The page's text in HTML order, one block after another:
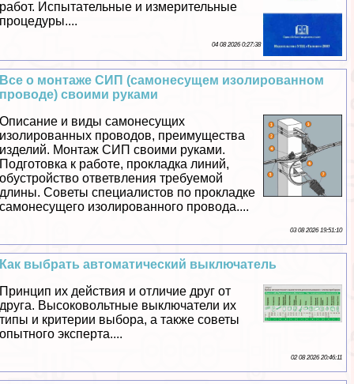
работ. Испытательные и измерительные
процедуры....
04 08 2026 0:27:38
Все о монтаже СИП (самонесущем изолированном
проводе) своими руками
Описание и виды самонесущих
изолированных проводов, преимущества
изделий. Монтаж СИП своими руками.
Подготовка к работе, прокладка линий,
обустройство ответвления требуемой
длины. Советы специалистов по прокладке
самонесущего изолированного провода....
03 08 2026 19:51:10
Как выбрать автоматический выключатель
Принцип их действия и отличие друг от
друга. Высоковольтные выключатели их
типы и критерии выбора, а также советы
опытного эксперта....
02 08 2026 20:46:11